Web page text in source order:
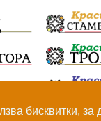
бисквитки, за